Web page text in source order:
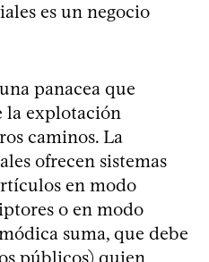
es un negocio
panacea que
la explotación
caminos. La
ofrecen sistemas
en modo
o en modo
suma, que debe
públicos) quien